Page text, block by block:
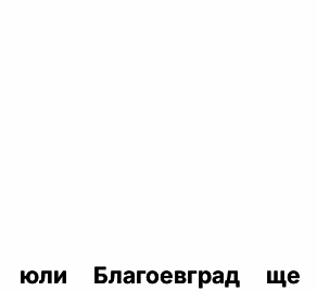
Благоевград ще